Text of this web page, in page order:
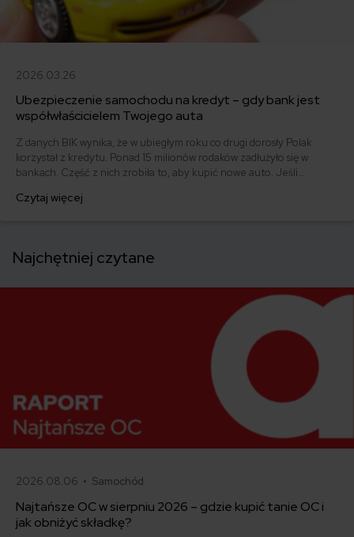
2026.03.26
Ubezpieczenie samochodu na kredyt – gdy bank jest
współwłaścicielem Twojego auta
Z danych BIK wynika, że w ubiegłym roku co drugi dorosły Polak
korzystał z kredytu. Ponad 15 milionów rodaków zadłużyło się w
bankach. Część z nich zrobiła to, aby kupić nowe auto. Jeśli
ubezpieczenie samochodu na kredyt.
Czytaj więcej
Najchętniej czytane
2026.08.06 • Samochód
Najtańsze OC w sierpniu 2026 – gdzie kupić tanie OC i
jak obniżyć składkę?